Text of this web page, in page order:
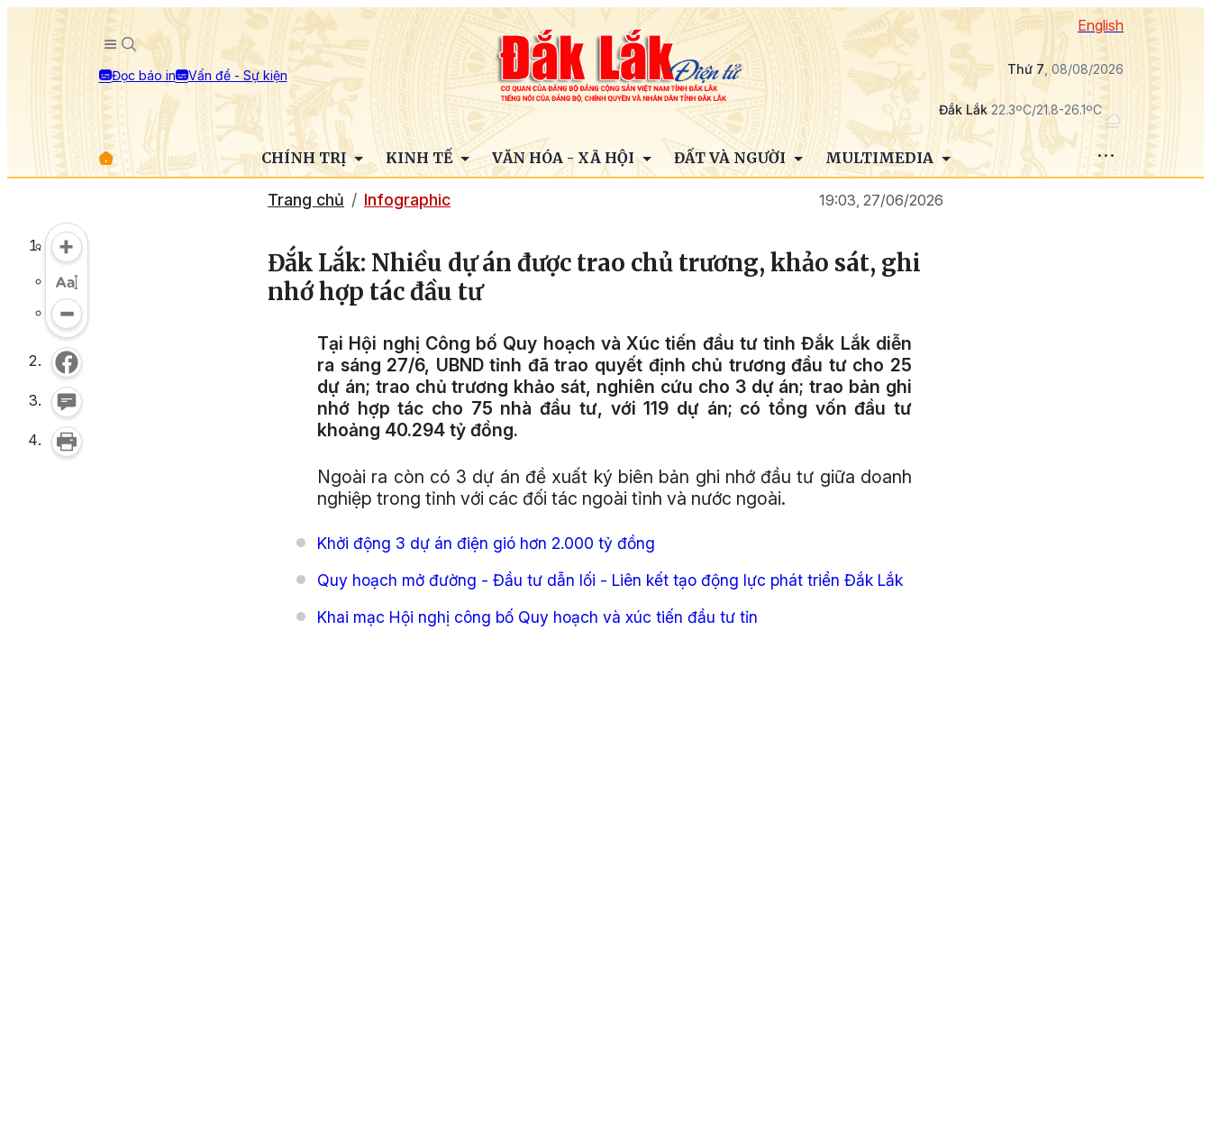
Đọc báo in Vấn đề - Sự kiện
English
Thứ 7, 08/08/2026
Đắk Lắk22.3ºC/21.8-26.1ºC
CHÍNH TRỊ KINH TẾ VĂN HÓA - XÃ HỘI ĐẤT VÀ NGƯỜI MULTIMEDIA
Trang chủ Infographic 19:03, 27/06/2026
Đắk Lắk: Nhiều dự án được trao chủ trương, khảo sát, ghi
nhớ hợp tác đầu tư
Tại Hội nghị Công bố Quy hoạch và Xúc tiến đầu tư tỉnh Đắk Lắk diễn
ra sáng 27/6, UBND tỉnh đã trao quyết định chủ trương đầu tư cho 25
dự án; trao chủ trương khảo sát, nghiên cứu cho 3 dự án; trao bản ghi
nhớ hợp tác cho 75 nhà đầu tư, với 119 dự án; có tổng vốn đầu tư
khoảng 40.294 tỷ đồng.
Ngoài ra còn có 3 dự án đề xuất ký biên bản ghi nhớ đầu tư giữa doanh
nghiệp trong tỉnh với các đối tác ngoài tỉnh và nước ngoài.
Khởi động 3 dự án điện gió hơn 2.000 tỷ đồng
Quy hoạch mở đường - Đầu tư dẫn lối - Liên kết tạo động lực phát triển Đắk Lắk
Khai mạc Hội nghị công bố Quy hoạch và xúc tiến đầu tư tỉn